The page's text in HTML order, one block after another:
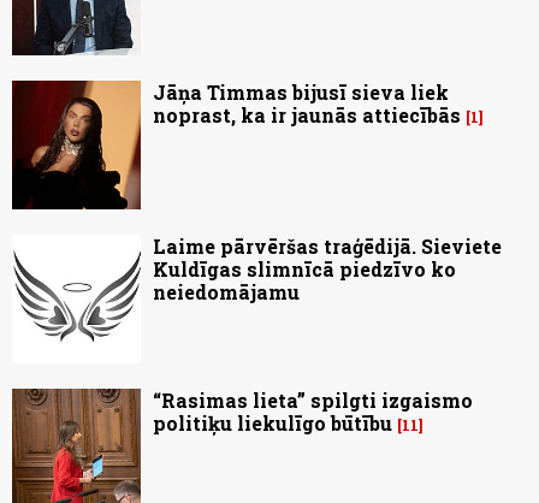
Jāņa Timmas bijusī sieva liek
noprast, ka ir jaunās attiecībās
1
Laime pārvēršas traģēdijā. Sieviete
Kuldīgas slimnīcā piedzīvo ko
neiedomājamu
“Rasimas lieta” spilgti izgaismo
politiķu liekulīgo būtību 11